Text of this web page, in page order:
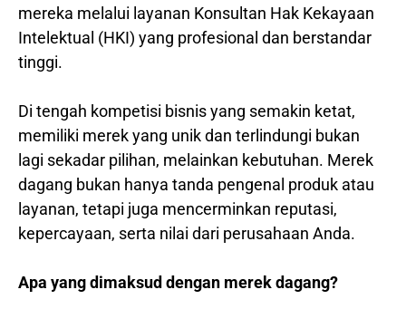
mereka melalui layanan Konsultan Hak Kekayaan
Intelektual (HKI) yang profesional dan berstandar
tinggi.
Di tengah kompetisi bisnis yang semakin ketat,
memiliki merek yang unik dan terlindungi bukan
lagi sekadar pilihan, melainkan kebutuhan. Merek
dagang bukan hanya tanda pengenal produk atau
layanan, tetapi juga mencerminkan reputasi,
kepercayaan, serta nilai dari perusahaan Anda.
Apa yang dimaksud dengan merek dagang?